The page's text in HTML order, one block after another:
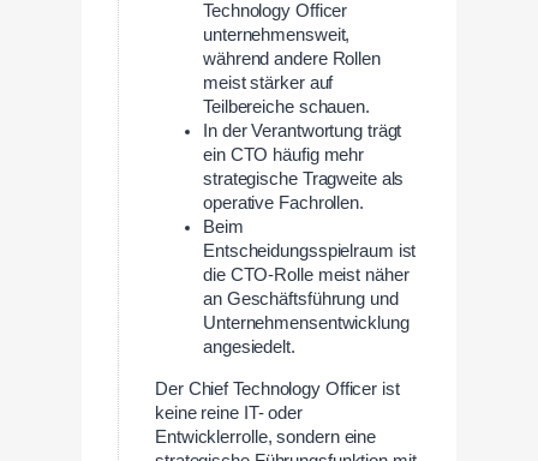
Technology Officer
unternehmensweit,
während andere Rollen
meist stärker auf
Teilbereiche schauen.
In der Verantwortung trägt
ein CTO häufig mehr
strategische Tragweite als
operative Fachrollen.
Beim
Entscheidungsspielraum ist
die CTO-Rolle meist näher
an Geschäftsführung und
Unternehmensentwicklung
angesiedelt.
Der Chief Technology Officer ist
keine reine IT- oder
Entwicklerrolle, sondern eine